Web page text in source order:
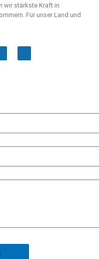
wir stärkste Kraft in
Für unser Land und